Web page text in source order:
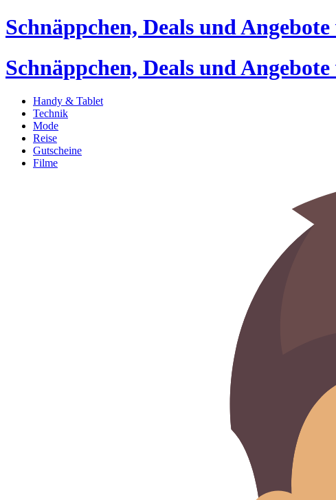
Schnäppchen, Deals und
Schnäppchen, Deals und
Handy & Tablet
Technik
Mode
Reise
Gutscheine
Filme